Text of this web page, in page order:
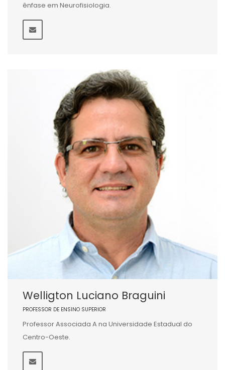
ênfase em Neurofisiologia.
Welligton Luciano Braguini
PROFESSOR DE ENSINO SUPERIOR
Professor Associada A na Universidade Estadual do
Centro-Oeste.